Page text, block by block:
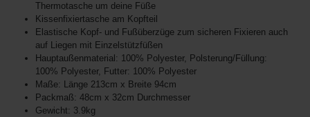
Thermotasche um deine Füße
Kissenfixiertasche am Kopfteil
Elastische Kopf- und Fußüberzüge zum sicheren Fixieren auch
auf Liegen mit Einzelstützfüßen
Hauptaußenmaterial: 100% Polyester, Polsterung/Füllung:
100% Polyester, Futter: 100% Polyester
Maße: Länge 213cm x Breite 94cm
Packmaß: 48cm x 32cm Durchmesser
Gewicht: 3.9kg